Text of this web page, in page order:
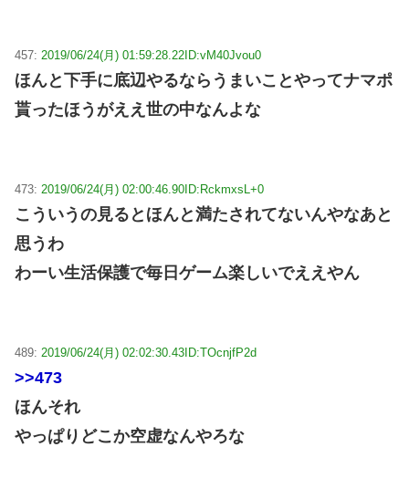
457: 2019/06/24(月) 01:59:28.22ID:vM40Jvou0
ほんと下手に底辺やるならうまいことやってナマポ
貰ったほうがええ世の中なんよな
473: 2019/06/24(月) 02:00:46.90ID:RckmxsL+0
こういうの見るとほんと満たされてないんやなあと
思うわ
わーい生活保護で毎日ゲーム楽しいでええやん
489: 2019/06/24(月) 02:02:30.43ID:TOcnjfP2d
>>473
ほんそれ
やっぱりどこか空虚なんやろな